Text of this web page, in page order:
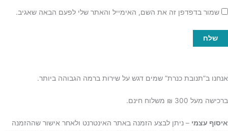
שמור בדפדפן זה את השם, האימייל והאתר שלי לפעם הבאה שאגיב.
אנחנו ב”תנובת כנרת” שמים דגש על שירות ברמה הגבוהה ביותר.
ברכישה מעל 300 ₪ משלוח חינם.
איסוף עצמי – ניתן לבצע הזמנה באתר האינטרנט ולאחר אישור שההזמנה